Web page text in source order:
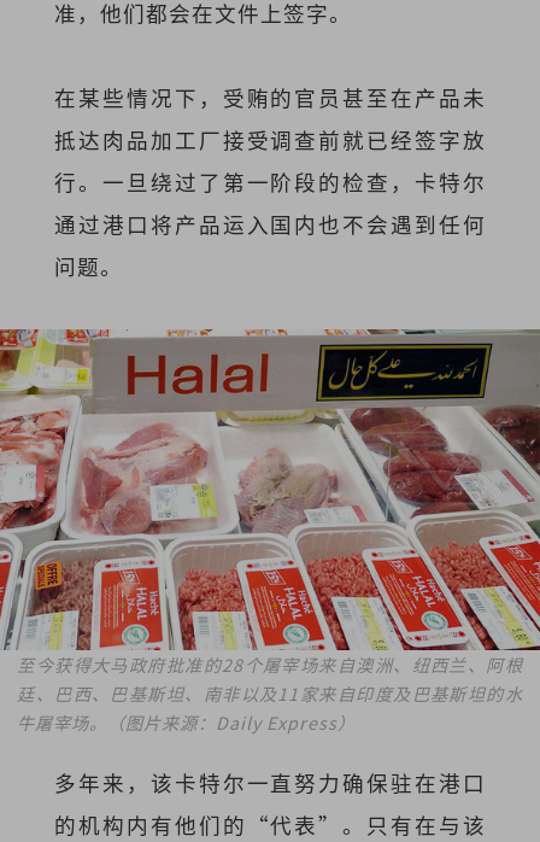
准，他们都会在文件上签字。
在某些情况下，受贿的官员甚至在产品未
抵达肉品加工厂接受调查前就已经签字放
行。一旦绕过了第一阶段的检查，卡特尔
通过港口将产品运入国内也不会遇到任何
问题。
至今获得大马政府批准的28个屠宰场来自澳洲、纽西兰、阿根
廷、巴西、巴基斯坦、南非以及11家来自印度及巴基斯坦的水
牛屠宰场。（图片来源：Daily Express）
多年来，该卡特尔一直努力确保驻在港口
的机构内有他们的“代表”。只有在与该